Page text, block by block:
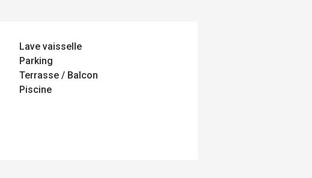
Lave vaisselle
Parking
Terrasse / Balcon
Piscine